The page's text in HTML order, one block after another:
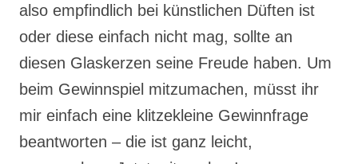
also empfindlich bei künstlichen Düften ist
oder diese einfach nicht mag, sollte an
diesen Glaskerzen seine Freude haben. Um
beim Gewinnspiel mitzumachen, müsst ihr
mir einfach eine klitzekleine Gewinnfrage
beantworten – die ist ganz leicht,